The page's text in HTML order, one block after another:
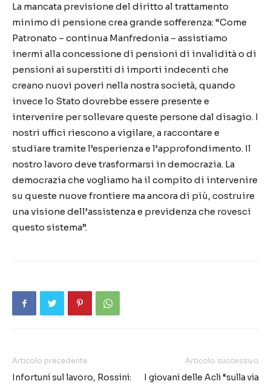
La mancata previsione del diritto al trattamento
minimo di pensione crea grande sofferenza: “Come
Patronato – continua Manfredonia – assistiamo
inermi alla concessione di pensioni di invalidità o di
pensioni ai superstiti di importi indecenti che
creano nuovi poveri nella nostra società, quando
invece lo Stato dovrebbe essere presente e
intervenire per sollevare queste persone dal disagio. I
nostri uffici riescono a vigilare, a raccontare e
studiare tramite l’esperienza e l’approfondimento. Il
nostro lavoro deve trasformarsi in democrazia. La
democrazia che vogliamo ha il compito di intervenire
su queste nuove frontiere ma ancora di più, costruire
una visione dell’assistenza e previdenza che rovesci
questo sistema”.
Articolo precedente
Infortuni sul lavoro, Rossini:
Articolo successivo
I giovani delle Acli “sulla via